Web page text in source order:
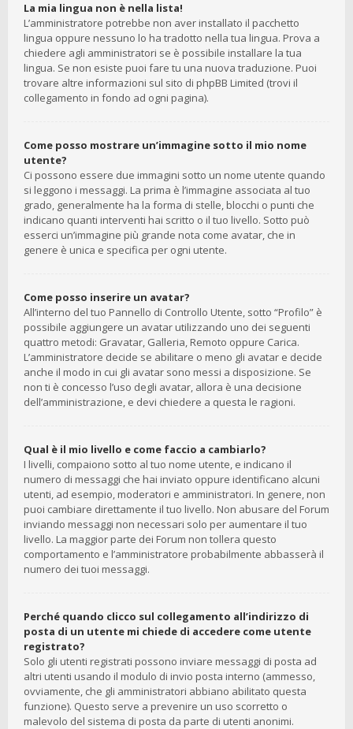
La mia lingua non è nella lista!
L’amministratore potrebbe non aver installato il pacchetto
lingua oppure nessuno lo ha tradotto nella tua lingua. Prova a
chiedere agli amministratori se è possibile installare la tua
lingua. Se non esiste puoi fare tu una nuova traduzione. Puoi
trovare altre informazioni sul sito di phpBB Limited (trovi il
collegamento in fondo ad ogni pagina).
Come posso mostrare un’immagine sotto il mio nome
utente?
Ci possono essere due immagini sotto un nome utente quando
si leggono i messaggi. La prima è l’immagine associata al tuo
grado, generalmente ha la forma di stelle, blocchi o punti che
indicano quanti interventi hai scritto o il tuo livello. Sotto può
esserci un’immagine più grande nota come avatar, che in
genere è unica e specifica per ogni utente.
Come posso inserire un avatar?
All’interno del tuo Pannello di Controllo Utente, sotto “Profilo” è
possibile aggiungere un avatar utilizzando uno dei seguenti
quattro metodi: Gravatar, Galleria, Remoto oppure Carica.
L’amministratore decide se abilitare o meno gli avatar e decide
anche il modo in cui gli avatar sono messi a disposizione. Se
non ti è concesso l’uso degli avatar, allora è una decisione
dell’amministrazione, e devi chiedere a questa le ragioni.
Qual è il mio livello e come faccio a cambiarlo?
I livelli, compaiono sotto al tuo nome utente, e indicano il
numero di messaggi che hai inviato oppure identificano alcuni
utenti, ad esempio, moderatori e amministratori. In genere, non
puoi cambiare direttamente il tuo livello. Non abusare del Forum
inviando messaggi non necessari solo per aumentare il tuo
livello. La maggior parte dei Forum non tollera questo
comportamento e l’amministratore probabilmente abbasserà il
numero dei tuoi messaggi.
Perché quando clicco sul collegamento all’indirizzo di
posta di un utente mi chiede di accedere come utente
registrato?
Solo gli utenti registrati possono inviare messaggi di posta ad
altri utenti usando il modulo di invio posta interno (ammesso,
ovviamente, che gli amministratori abbiano abilitato questa
funzione). Questo serve a prevenire un uso scorretto o
malevolo del sistema di posta da parte di utenti anonimi.